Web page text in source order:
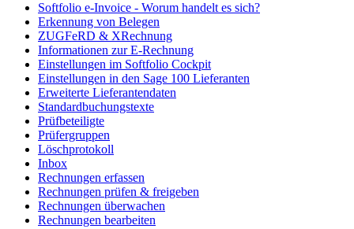
Softfolio e-Invoice - Worum handelt es sich?
Erkennung von Belegen
ZUGFeRD & XRechnung
Informationen zur E-Rechnung
Einstellungen im Softfolio Cockpit
Einstellungen in den Sage 100 Lieferanten
Erweiterte Lieferantendaten
Standardbuchungstexte
Prüfbeteiligte
Prüfergruppen
Löschprotokoll
Inbox
Rechnungen erfassen
Rechnungen prüfen & freigeben
Rechnungen überwachen
Rechnungen bearbeiten